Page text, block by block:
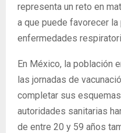
representa un reto en
a que puede favorecer la
enfermedades
En México, la población
las jornadas de
completar sus
autoridades sanitarias
de entre 20 y 59 años